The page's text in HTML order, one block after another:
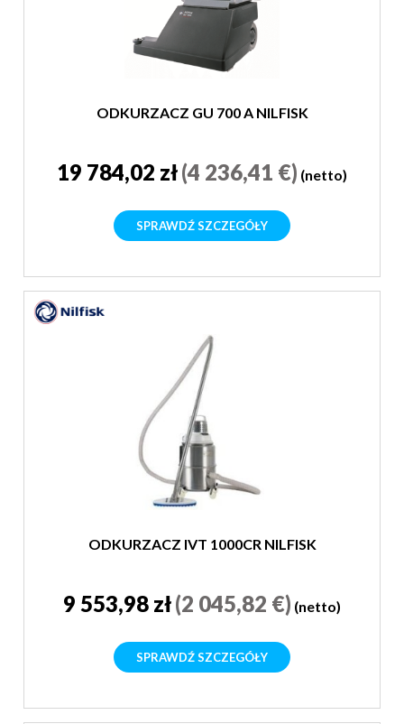
ODKURZACZ GU 700 A NILFISK
19 784,02 zł(4 236,41 €) (netto)
SPRAWDŹ SZCZEGÓŁY
ODKURZACZ IVT 1000CR NILFISK
9 553,98 zł(2 045,82 €) (netto)
SPRAWDŹ SZCZEGÓŁY